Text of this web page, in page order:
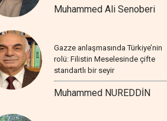
Muhammed Ali Senoberi
Gazze anlaşmasında Türkiye’nin
rolü: Filistin Meselesinde çifte
standartlı bir seyir
Muhammed NUREDDİN